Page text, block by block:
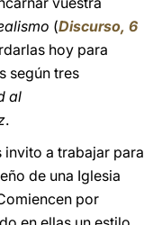
(Discurso, 6
hoy para
según tres
al
.
invito a trabajar para
de una Iglesia
por